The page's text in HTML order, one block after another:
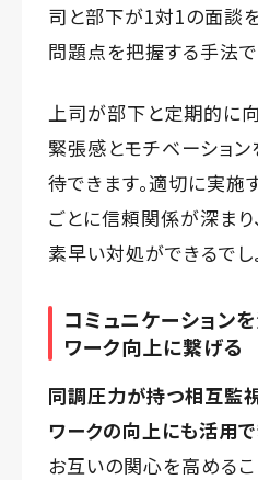
司と部下が1対1の面談
問題点を把握する手法で
上司が部下と定期的に
緊張感とモチベーショ
待できます。適切に実施
ごとに信頼関係が深まり
素早い対処ができるでし
コミュニケーション
ワーク向上に繋げる
同調圧力が持つ相互監
ワークの向上にも活用で
お互いの関心を高めるこ